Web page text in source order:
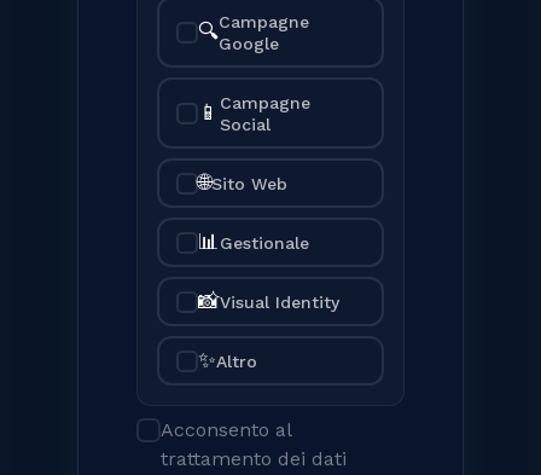
🔍Campagne
Google
📱 Campagne
Social
🌐Sito Web
📊Gestionale
📸Visual Identity
✨Altro
Acconsento al
trattamento dei dati